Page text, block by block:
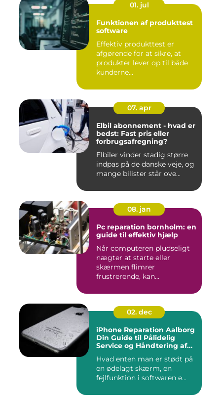
01. jul
Funktionen af produkttest
software
Effektiv produkttest er
afgørende for at sikre, at
produkter lever op til både
kunderne...
07. apr
Elbil abonnement - hvad er
bedst: Fast pris eller
forbrugsafregning?
Elbiler vinder stadig større
indpas på de danske veje, og
mange bilister står ove...
08. jan
Pc reparation bornholm: en
guide til effektiv hjælp
Når computeren pludseligt
nægter at starte eller
skærmen flimrer
frustrerende, kan...
02. dec
iPhone Reparation Aalborg
Din Guide til Pålidelig
Service og Håndtering af
Hvad enten man er stødt på
en ødelagt skærm, en
fejlfunktion i softwaren e...